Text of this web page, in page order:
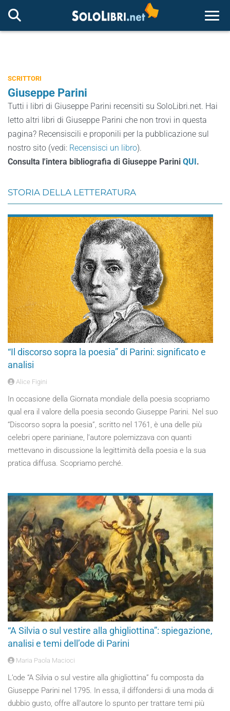
SCRITTORI
Giuseppe Parini
Tutti i libri di Giuseppe Parini recensiti su SoloLibri.net. Hai
letto altri libri di Giuseppe Parini che non trovi in questa
pagina? Recensiscili e proponili per la pubblicazione sul
nostro sito (vedi: Recensisci un libro).
Consulta l'intera bibliografia di Giuseppe Parini QUI.
STORIA DELLA LETTERATURA
“Il discorso sopra la poesia” di Parini: significato e
analisi
Alice Figini
In occasione della Giornata mondiale della poesia scopriamo
qual era il valore della poesia secondo Giuseppe Parini. Nel suo
“Discorso sopra la poesia”, scritto nel 1761, è una delle più
celebri opere pariniane, l’autore polemizzava con quanti
mettevano in discussione la legittimità della poesia e la sua
pratica diffusa. Scopriamo perché.
“A Silvia o sul vestire alla ghigliottina”: spiegazione,
analisi e temi dell’ode di Parini
Maria Paola Macioci
L’ode “A Silvia o sul vestire alla ghigliottina” fu composta da
Giuseppe Parini nel 1795. In essa, il diffondersi di una moda di
dubbio gusto, offre all’autore lo spunto per trattare temi più